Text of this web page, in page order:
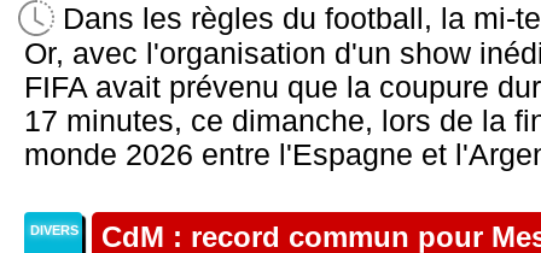
Dans les règles du football, la mi-
Or, avec l'organisation d'un show
FIFA avait prévenu que la coupure
17 minutes, ce dimanche, lors de la
monde 2026 entre l'Espagne et
DIVERS CdM : record commun pour